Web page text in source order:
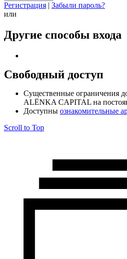
Регистрация | Забыли пароль?
или
Другие способы входа
Свободный доступ
Cущественные ограничения
ALЁNKA CAPITAL на
Доступны ознакомительные
Scroll to Top